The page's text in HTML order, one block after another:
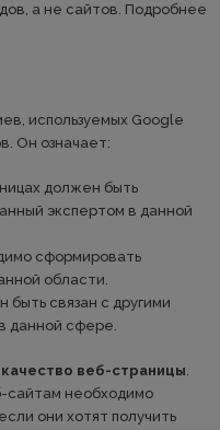
а не сайтов. Подробнее
используемых Google
Он означает:
должен быть
экспертом в данной
сформировать
области.
быть связан с другими
данной сфере.
веб-страницы.
сайтам необходимо
они хотят получить